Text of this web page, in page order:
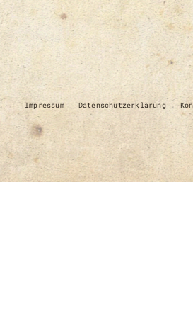
Impressum Datenschutzerklärung